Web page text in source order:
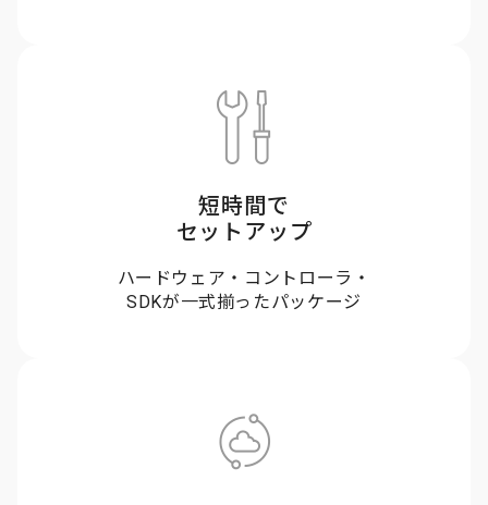
短時間で
セットアップ
ハードウェア・コントローラ・
SDKが一式揃ったパッケージ